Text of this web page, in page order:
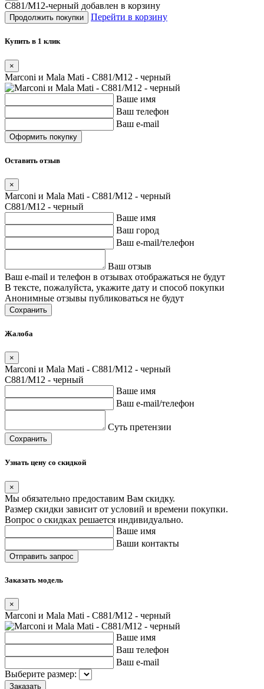
C881/M12-черный добавлен в корзину
Продолжить покупки Перейти в корзину
Купить в 1 клик
×
Marconi и Mala Mati - C881/M12 - черный
Ваше имя
Ваш телефон
Ваш e-mail
Оставить отзыв
×
Marconi и Mala Mati - C881/M12 - черный
C881/M12 - черный
Ваше имя
Ваш город
Ваш e-mail/телефон
Ваш отзыв
Ваш e-mail и телефон в отзывах отображаться не будут
В тексте, пожалуйста, укажите дату и способ покупки
Анонимные отзывы публиковаться не будут
Сохранить
Жалоба
×
Marconi и Mala Mati - C881/M12 - черный
C881/M12 - черный
Ваше имя
Ваш e-mail/телефон
Суть претензии
Сохранить
Узнать цену со скидкой
×
Мы обязательно предоставим Вам скидку.
Размер скидки зависит от условий и времени покупки.
Вопрос о скидках решается индивидуально.
Ваше имя
Ваши контакты
Заказать модель
×
Marconi и Mala Mati - C881/M12 - черный
Ваше имя
Ваш телефон
Ваш e-mail
Выберите размер: